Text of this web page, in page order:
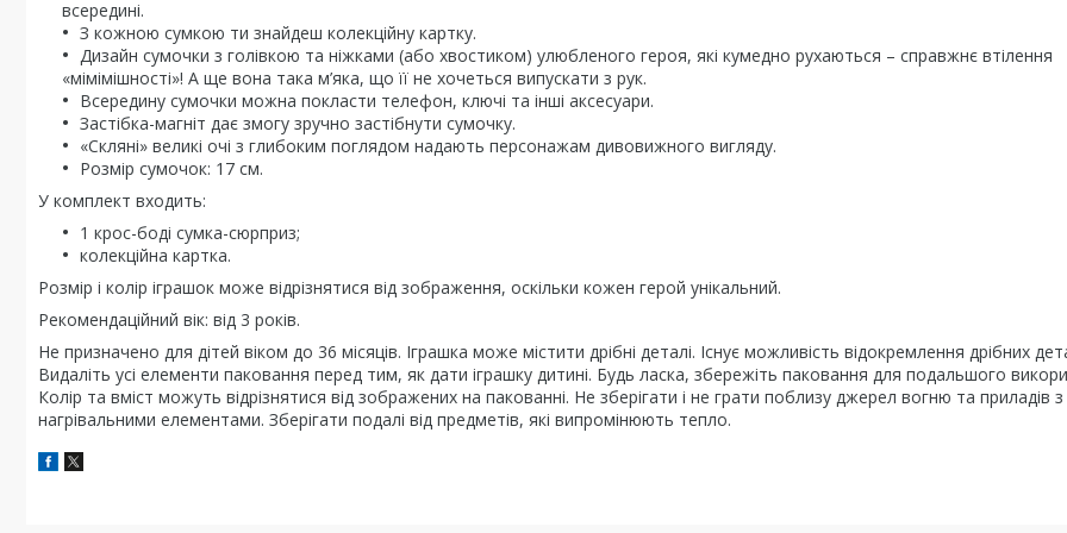
всередині.
З кожною сумкою ти знайдеш колекційну картку.
Дизайн сумочки з голівкою та ніжками (або хвостиком) улюбленого героя, які кумедно рухаються – справжнє втілення
«мімімішності»! А ще вона така м’яка, що її не хочеться випускати з рук.
Всередину сумочки можна покласти телефон, ключі та інші аксесуари.
Застібка-магніт дає змогу зручно застібнути сумочку.
«Скляні» великі очі з глибоким поглядом надають персонажам дивовижного вигляду.
Розмір сумочок: 17 см.
У комплект входить:
1 крос-боді сумка-сюрприз;
колекційна картка.
Розмір і колір іграшок може відрізнятися від зображення, оскільки кожен герой унікальний.
Рекомендаційний вік: від 3 років.
Не призначено для дітей віком до 36 місяців. Іграшка може містити дрібні деталі. Існує можливість відокремлення дрібних
Видаліть усі елементи паковання перед тим, як дати іграшку дитині. Будь ласка, збережіть паковання для подальшого
Колір та вміст можуть відрізнятися від зображених на пакованні. Не зберігати і не грати поблизу джерел вогню та приладів з
нагрівальними елементами. Зберігати подалі від предметів, які випромінюють тепло.